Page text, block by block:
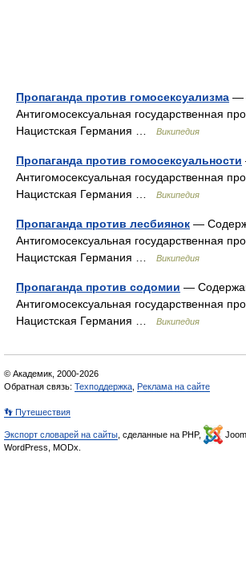
Пропаганда против гомосексуализма —
Антигомосексуальная государственная
Нацистская Германия …
Википедия
Пропаганда против гомосексуальности
Антигомосексуальная государственная
Нацистская Германия …
Википедия
Пропаганда против лесбиянок —
Антигомосексуальная государственная
Нацистская Германия …
Википедия
Пропаганда против содомии —
Антигомосексуальная государственная
Нацистская Германия …
Википедия
© Академик, 2000-2026
Обратная связь: Техподдержка Реклама на сайте
👣 Путешествия
Экспорт словарей на сайты , сделанные на PHP,
WordPress, MODx.